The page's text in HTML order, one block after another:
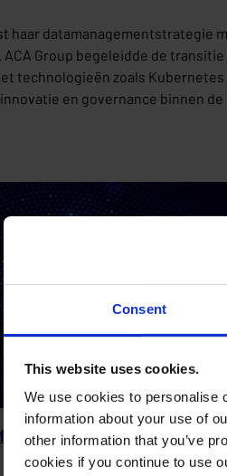
Consent
This website uses cookies.
We use cookies to personalise
information about your use of
other information that you’ve
cookies if you continue to use
haar
Group begeleidde de
technologieën zoals
en governance binnen
met 25% verlaagt